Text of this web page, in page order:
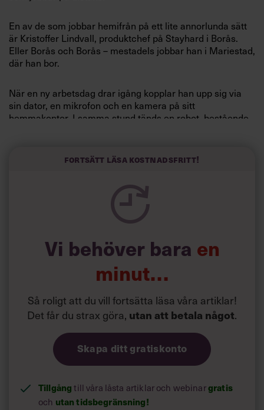
Prenumerera
En av de som jobbar hemifrån på ett lite annorlunda sätt
är Kristoffer Lindvall, produktchef på Stayhard i Borås.
Eller Borås och Borås – mestadels jobbar han i Mariestad,
där han bor.
När en ny arbetsdag drar igång kopplar han upp sig via
sin dator, en mikrofon och en kamera på sitt
hemmakontor. I samma stund tänds en robot, bestående
Mejla som en militär
Fortsätt läsa kostnadsfritt!
Vi behöver bara en
minut…
Så roligt att du vill fortsätta läsa våra artiklar!
Det får du strax göra, utan att betala något.
Skapa ditt gratiskonto
Tillgång till våra låsta artiklar och webinargratis
och utan tidsbegränsning!